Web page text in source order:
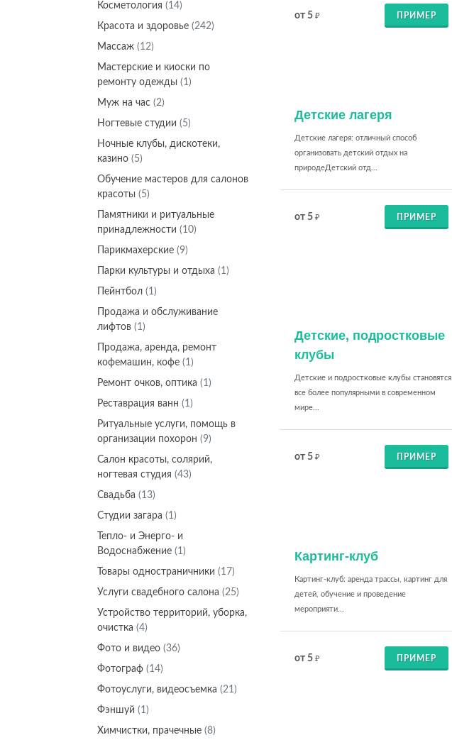
Косметология (14)
Красота и здоровье (242)
Массаж (12)
Мастерские и киоски по
ремонту одежды (1)
Муж на час (2)
Ногтевые студии (5)
Ночные клубы, дискотеки,
казино (5)
Обучение мастеров для салонов
красоты (5)
Памятники и ритуальные
принадлежности (10)
Парикмахерские (9)
Парки культуры и отдыха (1)
Пейнтбол (1)
Продажа и обслуживание
лифтов (1)
Продажа, аренда, ремонт
кофемашин, кофе (1)
Ремонт очков, оптика (1)
Реставрация ванн (1)
Ритуальные услуги, помощь в
организации похорон (9)
Салон красоты, солярий,
ногтевая студия (43)
Свадьба (13)
Студии загара (1)
Тепло- и Энерго- и
Водоснабжение (1)
Товары одностраничники (17)
Услуги свадебного салона (25)
Устройство территорий, уборка,
очистка (4)
Фото и видео (36)
Фотограф (14)
Фотоуслуги, видеосъемка (21)
Фэншуй (1)
Химчистки, прачечные (8)
от 5 ₽ ПРИМЕР
Детские лагеря
Детские лагеря: отличный способ
организовать детский отдых на
природеДетский отд...
от 5 ₽ ПРИМЕР
Детские, подростковые
клубы
Детские и подростковые клубы становятся
все более популярными в современном
мире...
от 5 ₽ ПРИМЕР
Картинг-клуб
Картинг-клуб: аренда трассы, картинг для
детей, обучение и проведение
мероприяти...
от 5 ₽ ПРИМЕР